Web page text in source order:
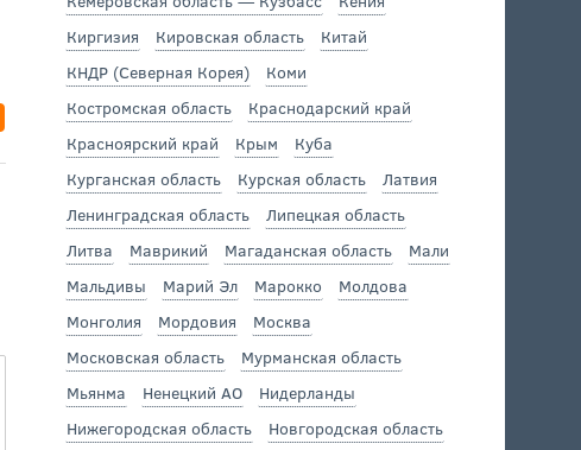
Киргизия
Кировская область
Китай
КНДР (Северная Корея)
Коми
Костромская область
Краснодарский край
Красноярский край
Крым
Куба
Курганская область
Курская область
Латвия
Ленинградская область
Липецкая область
Литва
Маврикий Магаданская область
Мали
Мальдивы
Марий Эл Марокко
Молдова
Монголия
Мордовия
Москва
Московская область
Мурманская область
Мьянма
Ненецкий АО
Нидерланды
Нижегородская область
Новгородская область